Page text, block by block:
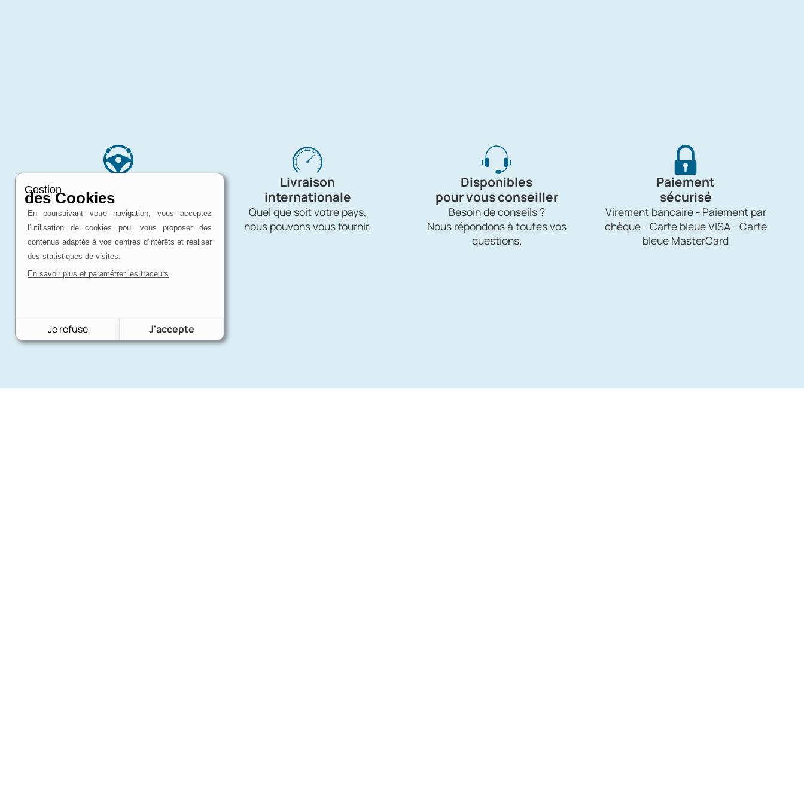
d'un passionné
Charron Auto Rétro, c'est avant tout
une affaire de passion !
Livraison
internationale
Quel que soit votre pays,
nous pouvons vous fournir.
Disponibles
pour vous conseiller
Besoin de conseils ?
Nous répondons à toutes vos
questions.
Paiement
sécurisé
Virement bancaire - Paiement par
chèque - Carte bleue VISA - Carte
bleue MasterCard
Gestion
des Cookies
En poursuivant votre navigation, vous acceptez
l’utilisation de cookies pour vous proposer des
contenus adaptés à vos centres d'intérêts et réaliser
des statistiques de visites.
En savoir plus et paramétrer les traceurs
Je refuse J'accepte